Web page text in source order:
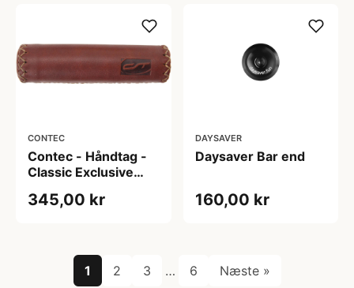
CONTEC
Contec - Håndtag -
Classic Exclusive
læder - Brun
345,00 kr
DAYSAVER
Daysaver Bar end
160,00 kr
1 2 3 … 6 Næste »